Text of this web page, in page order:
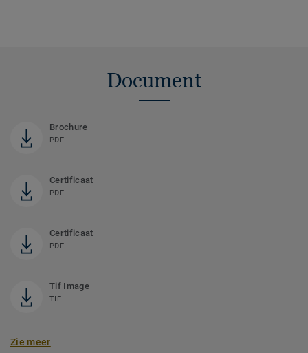
Document
Brochure
PDF
Certificaat
PDF
Certificaat
PDF
Tif Image
TIF
Zie meer